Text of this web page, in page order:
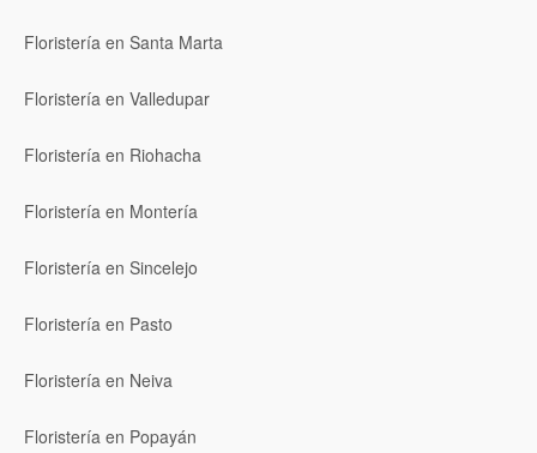
Floristería en Santa Marta
Floristería en Valledupar
Floristería en Riohacha
Floristería en Montería
Floristería en Sincelejo
Floristería en Pasto
Floristería en Neiva
Floristería en Popayán